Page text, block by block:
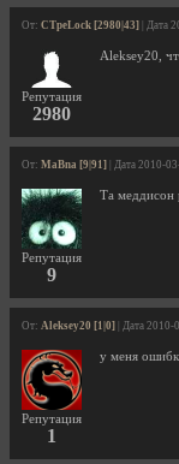
От: CTpeLock [2980|43] | Дата
Репутация
2980
Aleksey20,
От: MaBna [9|91] | Дата 2010-
Репутация
9
Та меддисон
От: Aleksey20 [1|0] | Дата
Репутация
1
у меня